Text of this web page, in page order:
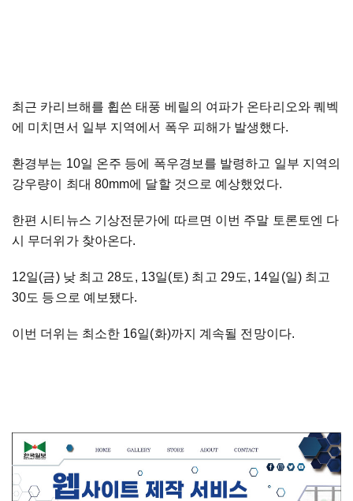
최근 카리브해를 휩쓴 태풍 베릴의 여파가 온타리오와 퀘벡
에 미치면서 일부 지역에서 폭우 피해가 발생했다.
환경부는 10일 온주 등에 폭우경보를 발령하고 일부 지역의
강우량이 최대 80mm에 달할 것으로 예상했었다.
한편 시티뉴스 기상전문가에 따르면 이번 주말 토론토엔 다
시 무더위가 찾아온다.
12일(금) 낮 최고 28도, 13일(토) 최고 29도, 14일(일) 최고
30도 등으로 예보됐다.
이번 더위는 최소한 16일(화)까지 계속될 전망이다.